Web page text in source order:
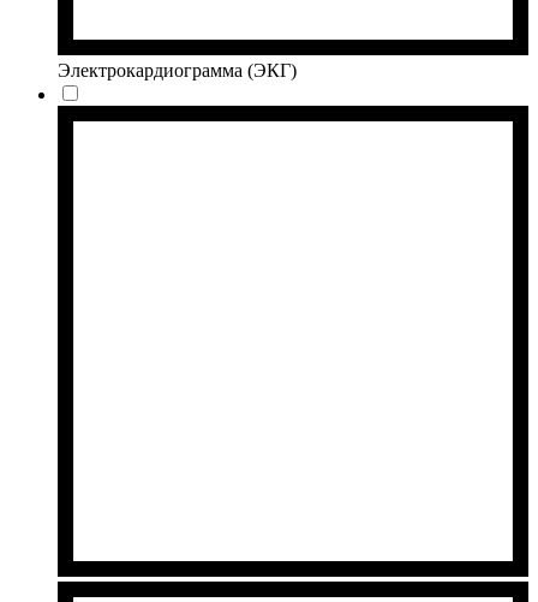
Электрокардиограмма (ЭКГ)